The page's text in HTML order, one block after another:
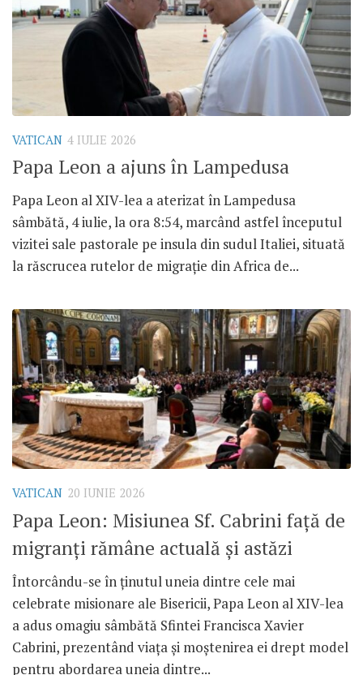
VATICAN 4 IULIE 2026
Papa Leon a ajuns în Lampedusa
Papa Leon al XIV-lea a aterizat în Lampedusa
sâmbătă, 4 iulie, la ora 8:54, marcând astfel începutul
vizitei sale pastorale pe insula din sudul Italiei, situată
la răscrucea rutelor de migrație din Africa de...
VATICAN 20 IUNIE 2026
Papa Leon: Misiunea Sf. Cabrini față de
migranți rămâne actuală și astăzi
Întorcându-se în ținutul uneia dintre cele mai
celebrate misionare ale Bisericii, Papa Leon al XIV-lea
a adus omagiu sâmbătă Sfintei Francisca Xavier
Cabrini, prezentând viața și moștenirea ei drept model
pentru abordarea uneia dintre...